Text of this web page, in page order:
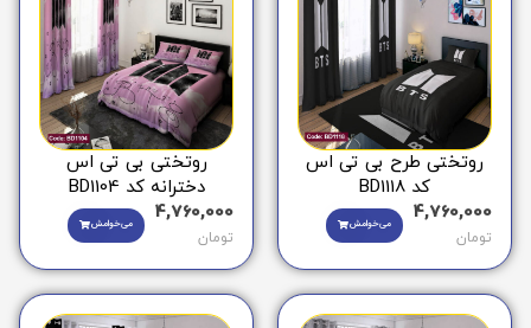
روتختی طرح بی تی اس
کد BD1118
4,760,000
تومان
می‌خوامش
روتختی بی تی اس
دخترانه کد BD1104
4,760,000
تومان
می‌خوامش